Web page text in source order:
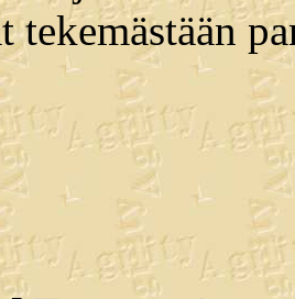
tekemästään